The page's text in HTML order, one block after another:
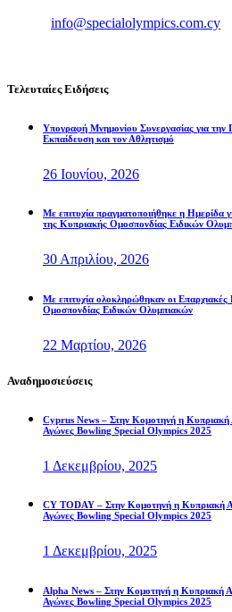
info@specialolympics.com.cy
Τελευταίες Ειδήσεις
Υπογραφή Μνημονίου Συνεργασίας για
Εκπαίδευση και τον Αθλητισμό
26 Ιουνίου, 2026
Με επιτυχία πραγματοποιήθηκε η
της Κυπριακής Ομοσπονδίας Ειδικών
30 Απριλίου, 2026
Με επιτυχία ολοκληρώθηκαν οι
Ομοσπονδίας Ειδικών Ολυμπιακών
22 Μαρτίου, 2026
Αναδημοσιεύσεις
Cyprus News – Στην Κομοτηνή η Κυπριακή
Αγώνες Bowling Special Olympics 2025
1 Δεκεμβρίου, 2025
CY TODAY – Στην Κομοτηνή η Κυπριακή
Αγώνες Bowling Special Olympics 2025
1 Δεκεμβρίου, 2025
Alpha News – Στην Κομοτηνή η Κυπριακή
Αγώνες Bowling Special Olympics 2025